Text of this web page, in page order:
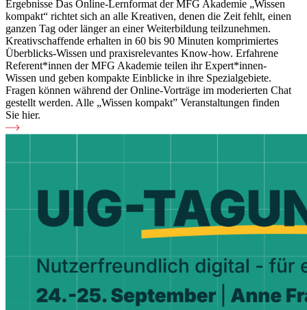
Ergebnisse Das Online-Lernformat der MFG Akademie „Wissen
kompakt“ richtet sich an alle Kreativen, denen die Zeit fehlt, einen
ganzen Tag oder länger an einer Weiterbildung teilzunehmen.
Kreativschaffende erhalten in 60 bis 90 Minuten komprimiertes
Überblicks-Wissen und praxisrelevantes Know-how. Erfahrene
Referent*innen der MFG Akademie teilen ihr Expert*innen-
Wissen und geben kompakte Einblicke in ihre Spezialgebiete.
Fragen können während der Online-Vorträge im moderierten Chat
gestellt werden. Alle „Wissen kompakt” Veranstaltungen finden
Sie hier.